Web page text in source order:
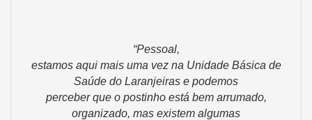
“Pessoal,
estamos aqui mais uma vez na Unidade Básica de
Saúde do Laranjeiras e podemos
perceber que o postinho está bem arrumado,
organizado, mas existem algumas